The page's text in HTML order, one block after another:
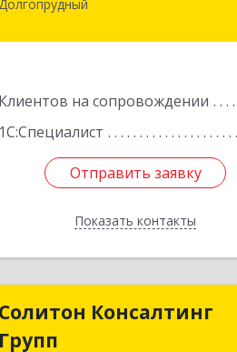
Долгопрудный
Клиентов на сопровождении
1С:Специалист
Отправить заявку
Показать контакты
Отправить заявку
Назад
Солитон Консалтинг
Групп
Солитон